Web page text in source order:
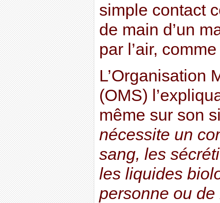
simple contact
de main d’un
par l’air,
L’Organisation
(OMS)
même sur son
nécessite un
sang, les
les liquides
personne ou de